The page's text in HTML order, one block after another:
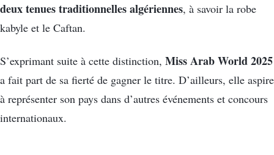
deux tenues traditionnelles algériennes, à savoir la robe
kabyle et le Caftan.
S’exprimant suite à cette distinction, Miss Arab World 2025
a fait part de sa fierté de gagner le titre. D’ailleurs, elle aspire
à représenter son pays dans d’autres événements et concours
internationaux.